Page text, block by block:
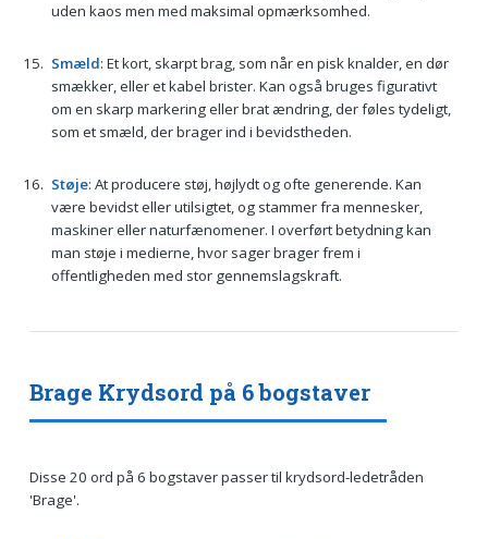
uden kaos men med maksimal opmærksomhed.
Smæld: Et kort, skarpt brag, som når en pisk knalder, en dør
smækker, eller et kabel brister. Kan også bruges figurativt
om en skarp markering eller brat ændring, der føles tydeligt,
som et smæld, der brager ind i bevidstheden.
Støje: At producere støj, højlydt og ofte generende. Kan
være bevidst eller utilsigtet, og stammer fra mennesker,
maskiner eller naturfænomener. I overført betydning kan
man støje i medierne, hvor sager brager frem i
offentligheden med stor gennemslagskraft.
Brage Krydsord på 6 bogstaver
Disse 20 ord på 6 bogstaver passer til krydsord-ledetråden
'Brage'.